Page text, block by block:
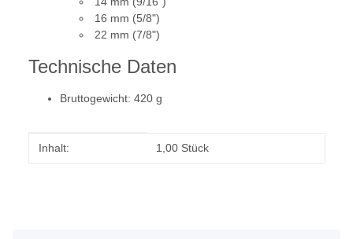
16 mm (5/8")
22 mm (7/8")
Technische Daten
Bruttogewicht: 420 g
Produkteigenschaft
Wert
Inhalt: 1,00 Stück